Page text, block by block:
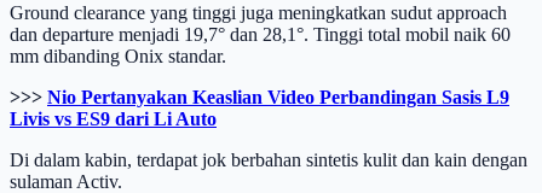
Ground clearance yang tinggi juga meningkatkan sudut approach
dan departure menjadi 19,7° dan 28,1°. Tinggi total mobil naik 60
mm dibanding Onix standar.
>>> Nio Pertanyakan Keaslian Video Perbandingan Sasis L9
Livis vs ES9 dari Li Auto
Di dalam kabin, terdapat jok berbahan sintetis kulit dan kain dengan
sulaman Activ.